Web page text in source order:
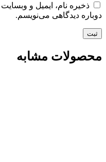
ذخیره نام، ایمیل و
دوباره دیدگاهی می‌نویسم.
محصولات مشابه